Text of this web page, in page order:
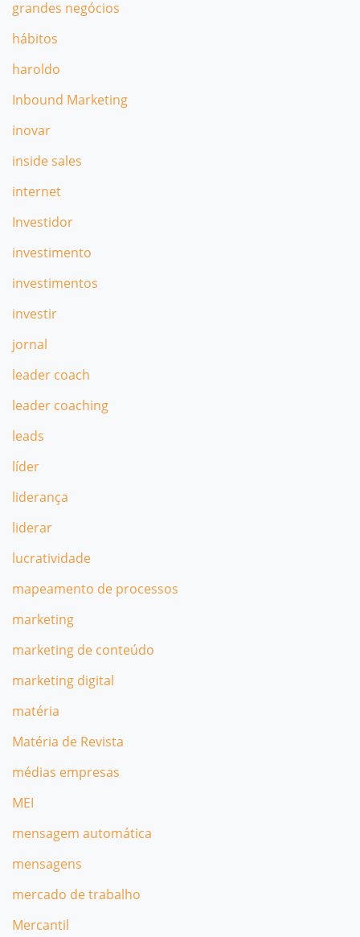
grandes negócios
hábitos
haroldo
Inbound Marketing
inovar
inside sales
internet
Investidor
investimento
investimentos
investir
jornal
leader coach
leader coaching
leads
líder
liderança
liderar
lucratividade
mapeamento de processos
marketing
marketing de conteúdo
marketing digital
matéria
Matéria de Revista
médias empresas
MEI
mensagem automática
mensagens
mercado de trabalho
Mercantil